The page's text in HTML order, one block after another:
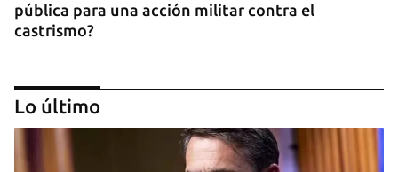
pública para una acción militar contra el
castrismo?
Lo último